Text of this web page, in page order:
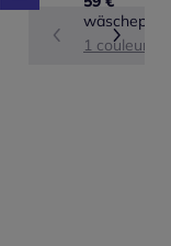
wäschepur
1 couleur